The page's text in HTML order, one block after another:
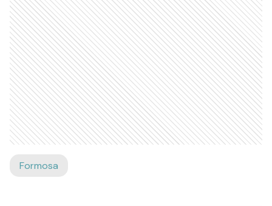
Formosa